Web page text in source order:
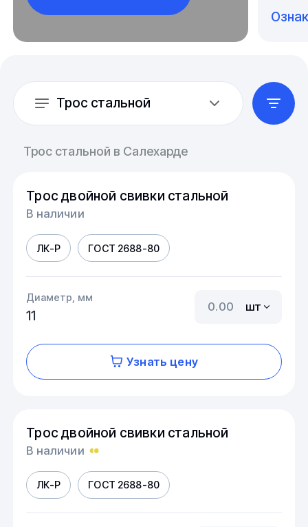
Трос стальной
Трос стальной в Салехарде
Трос двойной свивки стальной
В наличии
ЛК-Р ГОСТ 2688-80
Диаметр, мм
11
шт
Узнать цену
Трос двойной свивки стальной
В наличии
ЛК-Р ГОСТ 2688-80